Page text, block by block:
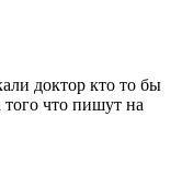
доктор кто то бы
того что пишут на